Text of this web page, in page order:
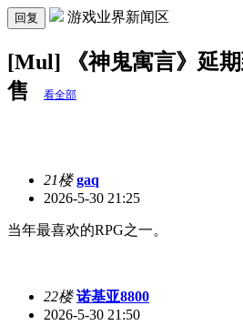
回复 游戏业界新闻区
[Mul] 《神鬼寓言》延
售
看全部
21楼 gaq
2026-5-30 21:25
当年最喜欢的RPG之一。
22楼 诺基亚8800
2026-5-30 21:50